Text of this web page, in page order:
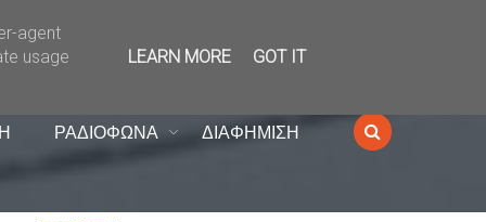
ΡΑΔΙΟΦΩΝΑ ΔΙΑΦΗΜΙΣΗ
agent
usage
LEARN MORE GOT IT